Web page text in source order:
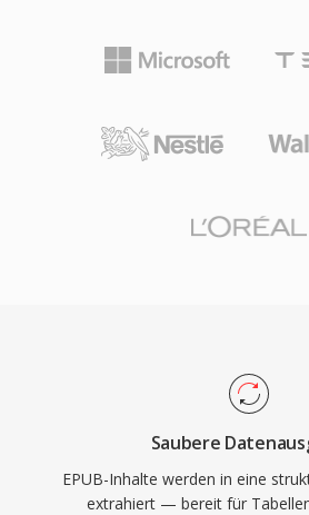
Saubere
EPUB-Inhalte werden in eine
extrahiert — bereit für